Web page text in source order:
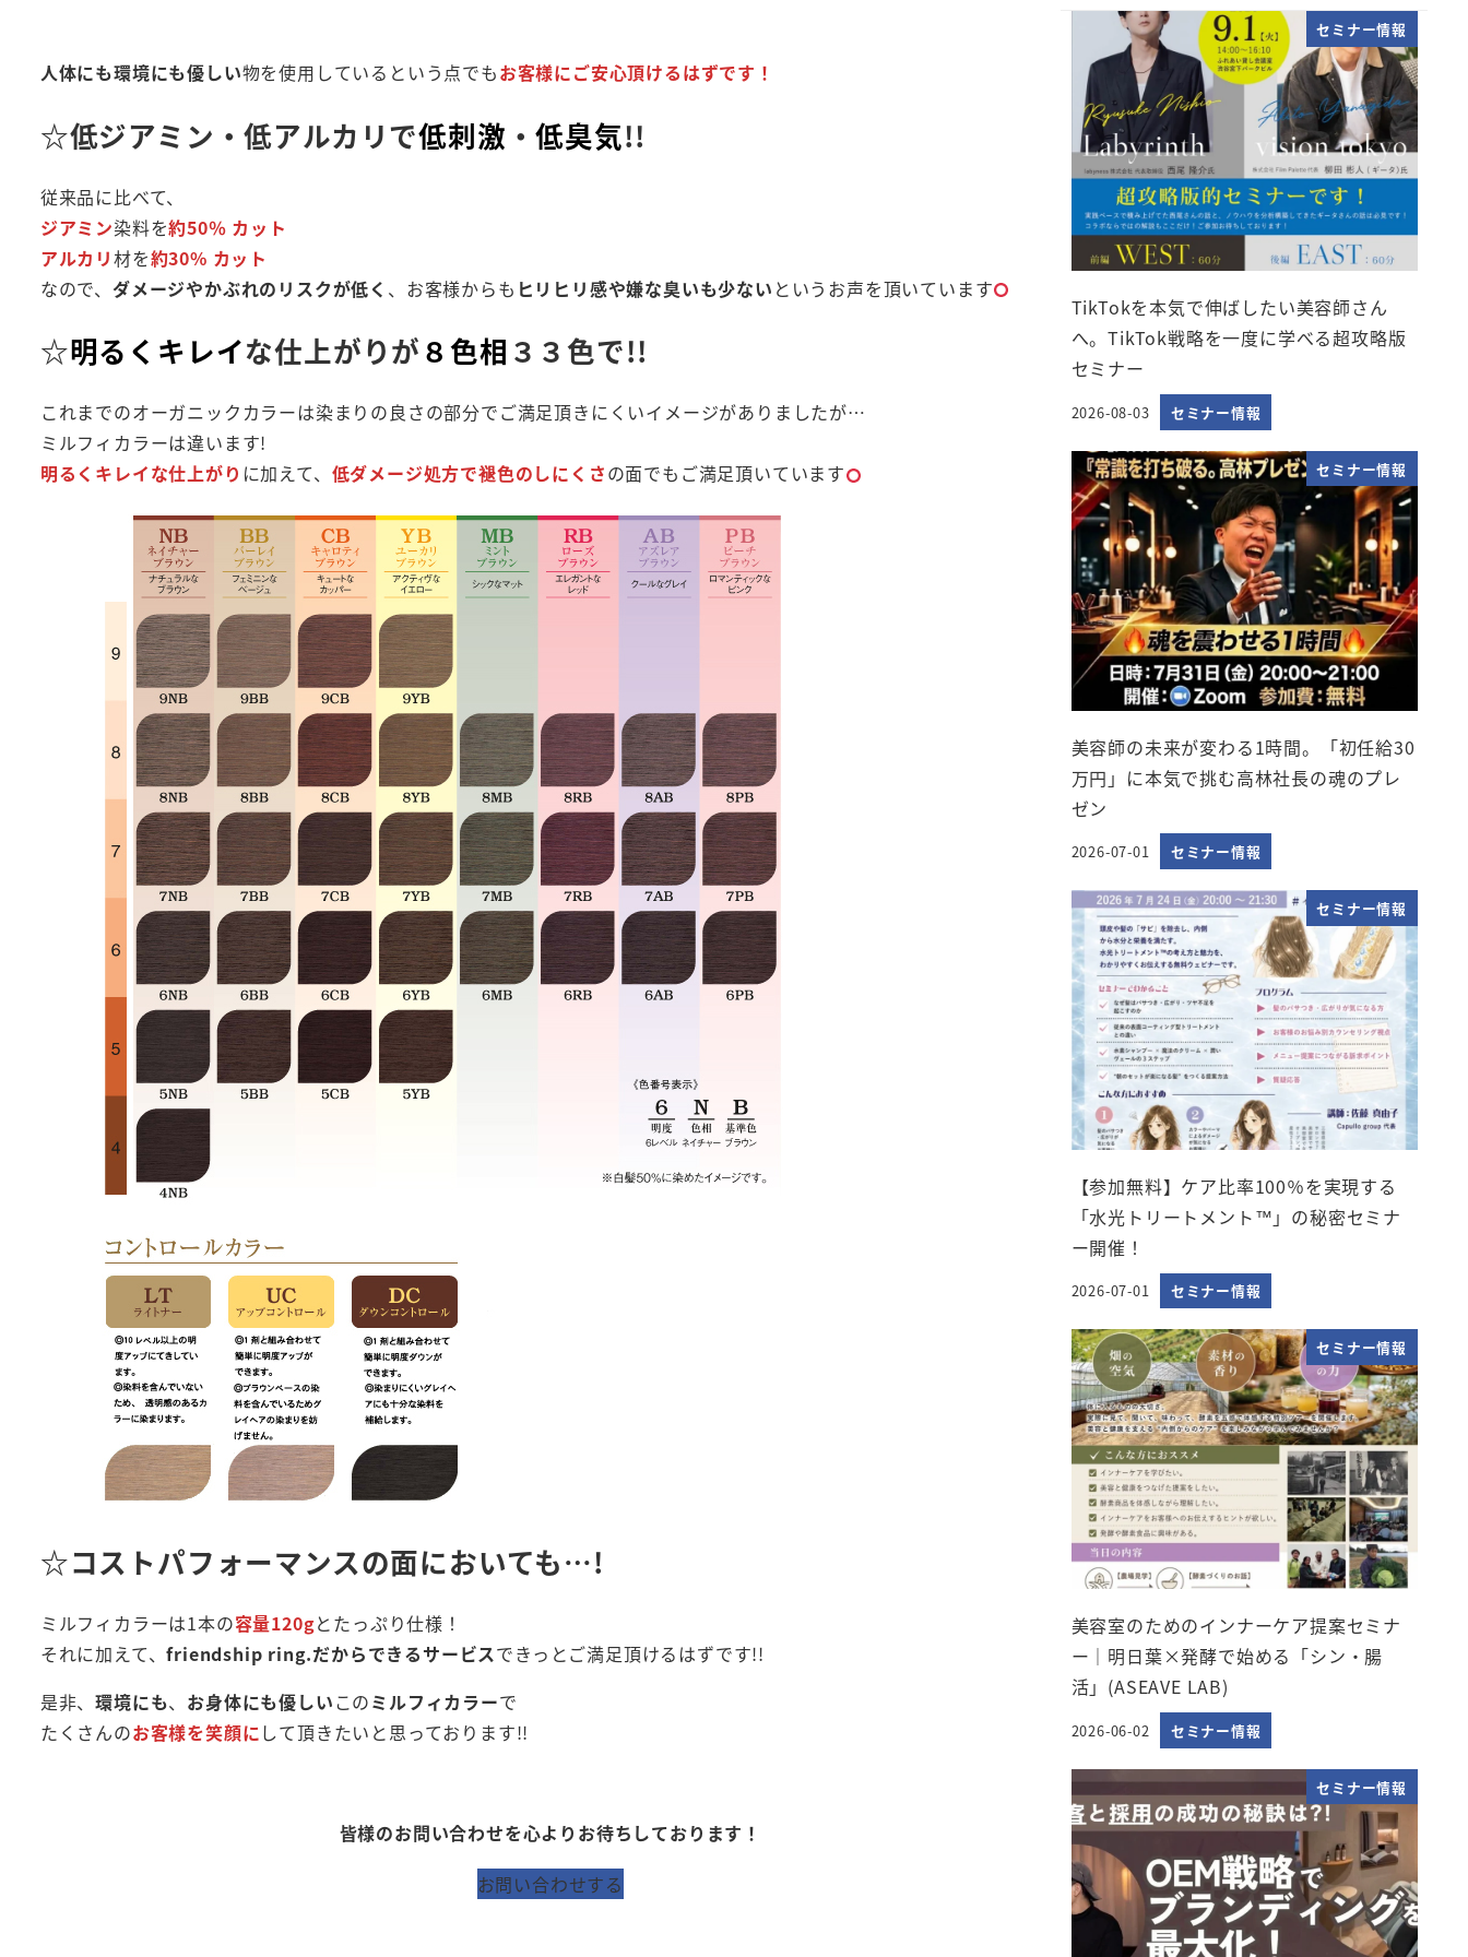
人体にも環境にも優しい物を使用しているという点でもお客様にご安心頂けるはずです！
☆低ジアミン・低アルカリで低刺激 ・低臭気!!
従来品に比べて、
ジアミン染料を約50％ カット
アルカリ材を約30% カット
なので、 ダメージやかぶれのリスクが低く 、お客様からも ヒリヒリ感や嫌な臭いも少ない というお声を頂いています
☆明るくキレイな仕上がりが８色相 ３３色で!!
これまでのオーガニックカラーは染まりの良さの部分でご満足頂きにくいイメージがありましたが…
ミルフィカラーは違います!
明るくキレイな仕上がり に加えて、 低ダメージ処方で褪色のしにくさの面でもご満足頂いています
☆コストパフォーマンスの面においても…!
ミルフィカラーは1本の容量120gとたっぷり仕様！
それに加えて、friendship ring.だからできるサービスできっとご満足頂けるはずです!!
是非、環境にも、 お身体にも優しいこのミルフィカラーで
たくさんのお客様を笑顔にして頂きたいと思っております!!
皆様のお問い合わせを心よりお待ちしております！
お問い合わせする
セミナー情報
TikTokを本気で伸ばしたい美容師さん
へ。TikTok戦略を一度に学べる超攻略版
セミナー
投稿日
2026-08-03 セミナー情報
セミナー情報
美容師の未来が変わる1時間。「初任給30
万円」に本気で挑む高林社長の魂のプレ
ゼン
投稿日
2026-07-01 セミナー情報
セミナー情報
【参加無料】ケア比率100％を実現する
「水光トリートメント™」の秘密セミナ
ー開催！
投稿日
2026-07-01 セミナー情報
セミナー情報
美容室のためのインナーケア提案セミナ
ー｜明日葉×発酵で始める「シン・腸
活」(ASEAVE LAB)
投稿日
2026-06-02 セミナー情報
セミナー情報